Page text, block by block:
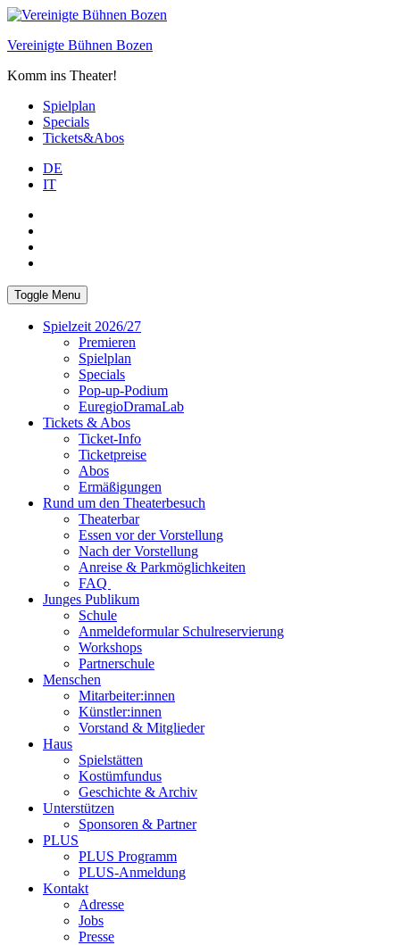
Skip
content
Vereinigte Bühnen Bozen
Komm ins Theater!
Spielplan
Specials
Tickets&Abos
DE
IT
Toggle Menu
Spielzeit 2026/27
Premieren
Spielplan
Specials
Pop-up-Podium
EuregioDramaLab
Tickets & Abos
Ticket-Info
Ticketpreise
Abos
Ermäßigungen
Rund um den Theaterbesuch
Theaterbar
Essen vor der Vorstellung
Nach der Vorstellung
Anreise & Parkmöglichkeiten
FAQ
Junges Publikum
Schule
Anmeldeformular Schulreservierung
Workshops
Partnerschule
Menschen
Mitarbeiter:innen
Künstler:innen
Vorstand & Mitglieder
Haus
Spielstätten
Kostümfundus
Geschichte & Archiv
Unterstützen
Sponsoren & Partner
PLUS
PLUS Programm
PLUS-Anmeldung
Kontakt
Adresse
Jobs
Presse